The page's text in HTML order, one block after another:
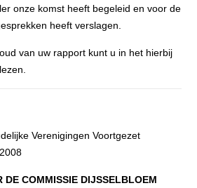
onze komst heeft begeleid en voor de
heeft verslagen.
van uw rapport kunt u in het hierbij
Verenigingen Voortgezet
DE COMMISSIE DIJSSELBLOEM